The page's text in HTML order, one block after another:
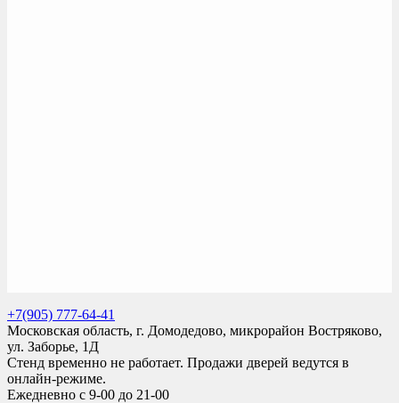
+7(905) 777-64-41
Московская область, г. Домодедово, микрорайон Востряково,
ул. Заборье, 1Д
Стенд временно не работает. Продажи дверей ведутся в
онлайн-режиме.
Ежедневно с 9-00 до 21-00